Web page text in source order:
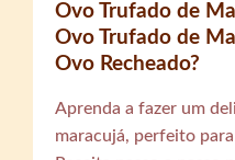
Ovo Trufado de
Ovo Trufado de
Ovo Recheado?
Aprenda a fazer um
maracujá, perfeito